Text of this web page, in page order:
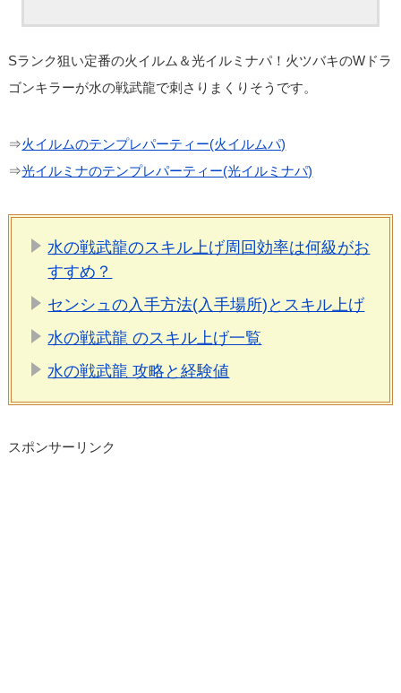
Sランク狙い定番の火イルム＆光イルミナパ！火ツバキのWドラ
ゴンキラーが水の戦武龍で刺さりまくりそうです。
⇒火イルムのテンプレパーティー(火イルムパ)
⇒光イルミナのテンプレパーティー(光イルミナパ)
水の戦武龍のスキル上げ周回効率は何級がお
すすめ？
センシュの入手方法(入手場所)とスキル上げ
水の戦武龍 のスキル上げ一覧
水の戦武龍 攻略と経験値
スポンサーリンク